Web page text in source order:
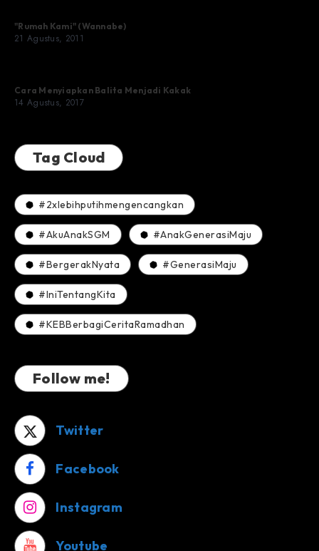
"Rumah Kami" (Wannabe)
21 Agustus, 2011
Cara Menyiapkan Balita Menjadi Kakak
14 Agustus, 2017
Tag Cloud
#2xlebihputihmengencangkan
#AkuAnakSGM #AnakGenerasiMaju
#BergerakNyata #GenerasiMaju
#IniTentangKita
#KEBBerbagiCeritaRamadhan
Follow me!
Twitter
Facebook
Instagram
Youtube